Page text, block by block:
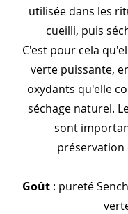
utilisée dans les
cueilli, puis
C'est pour cela
verte puissante,
oxydants qu'elle
séchage naturel.
sont
préservation
Goût : pureté